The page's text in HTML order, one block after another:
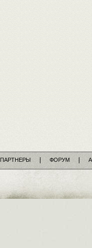
ПАРТНЕРЫ ФОРУМ